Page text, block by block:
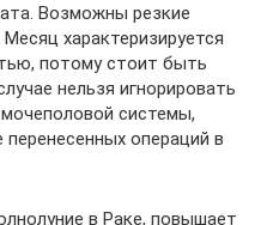
Возможны резкие
характеризируется
потому стоит быть
нельзя игнорировать
системы,
операций в
в Раке, повышает